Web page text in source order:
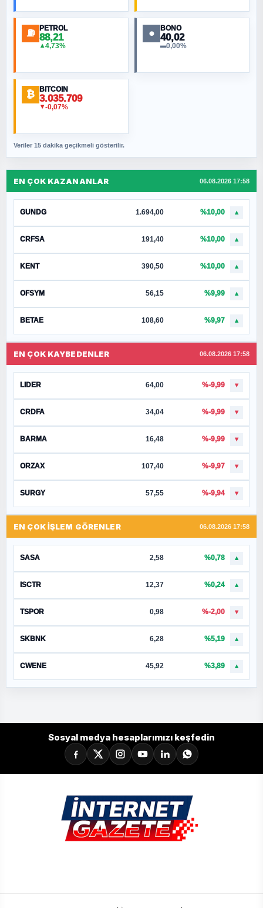
⛽ PETROL
88,21
▲4,73%
● BONO
40,02
▬0,00%
₿ BITCOIN
3.035.709
▼-0,07%
Veriler 15 dakika geçikmeli gösterilir.
EN ÇOK KAZANANLAR 06.08.2026 17:58
GUNDG 1.694,00 %10,00 ▲
CRFSA 191,40 %10,00 ▲
KENT 390,50 %10,00 ▲
OFSYM 56,15 %9,99 ▲
BETAE 108,60 %9,97 ▲
EN ÇOK KAYBEDENLER 06.08.2026 17:58
LIDER 64,00 %-9,99 ▼
CRDFA 34,04 %-9,99 ▼
BARMA 16,48 %-9,99 ▼
ORZAX 107,40 %-9,97 ▼
SURGY 57,55 %-9,94 ▼
EN ÇOK İŞLEM GÖRENLER 06.08.2026 17:58
SASA 2,58 %0,78 ▲
ISCTR 12,37 %0,24 ▲
TSPOR 0,98 %-2,00 ▼
SKBNK 6,28 %5,19 ▲
CWENE 45,92 %3,89 ▲
Sosyal medya hesaplarımızı keşfedin